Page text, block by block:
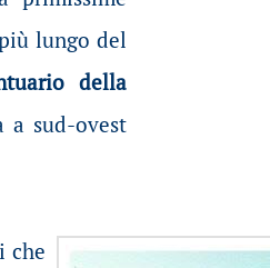
lungo del
della
a sud-ovest
che